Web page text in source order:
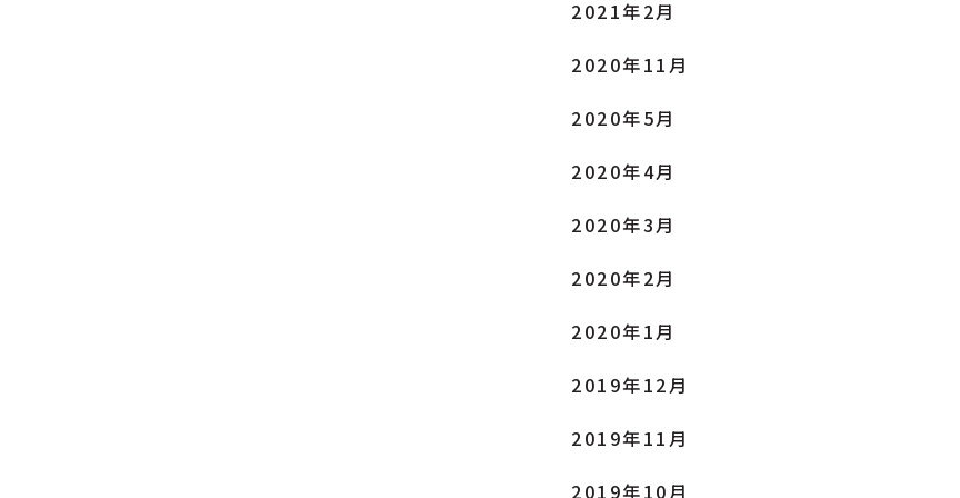
2021年2月
2020年11月
2020年5月
2020年4月
2020年3月
2020年2月
2020年1月
2019年12月
2019年11月
2019年10月